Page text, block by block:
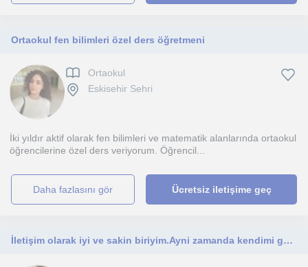
Ortaokul fen bilimleri özel ders öğretmeni
Ortaokul
Eskisehir Sehri
İki yıldır aktif olarak fen bilimleri ve matematik alanlarında ortaokul
öğrencilerine özel ders veriyorum. Öğrencil...
daha fazlasını gör Ücretsiz iletişime geç
İletişim olarak iyi ve sakin biriyim.Ayni zamanda kendimi gelistirebilmek için soru yazmaktayim ve ders videosu çekmekteyim.